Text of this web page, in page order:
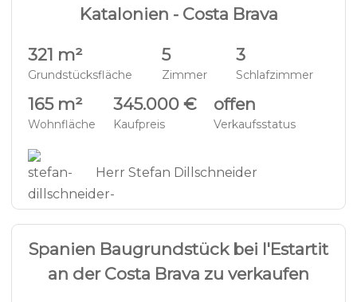
Katalonien - Costa Brava
321 m²
Grundstücksfläche
5
Zimmer
3
Schlafzimmer
165 m²
Wohnfläche
345.000 €
Kaufpreis
offen
Verkaufsstatus
Herr Stefan Dillschneider
5 GRUNDSTÜCK - ES426
Spanien Baugrundstück bei l'Estartit
an der Costa Brava zu verkaufen